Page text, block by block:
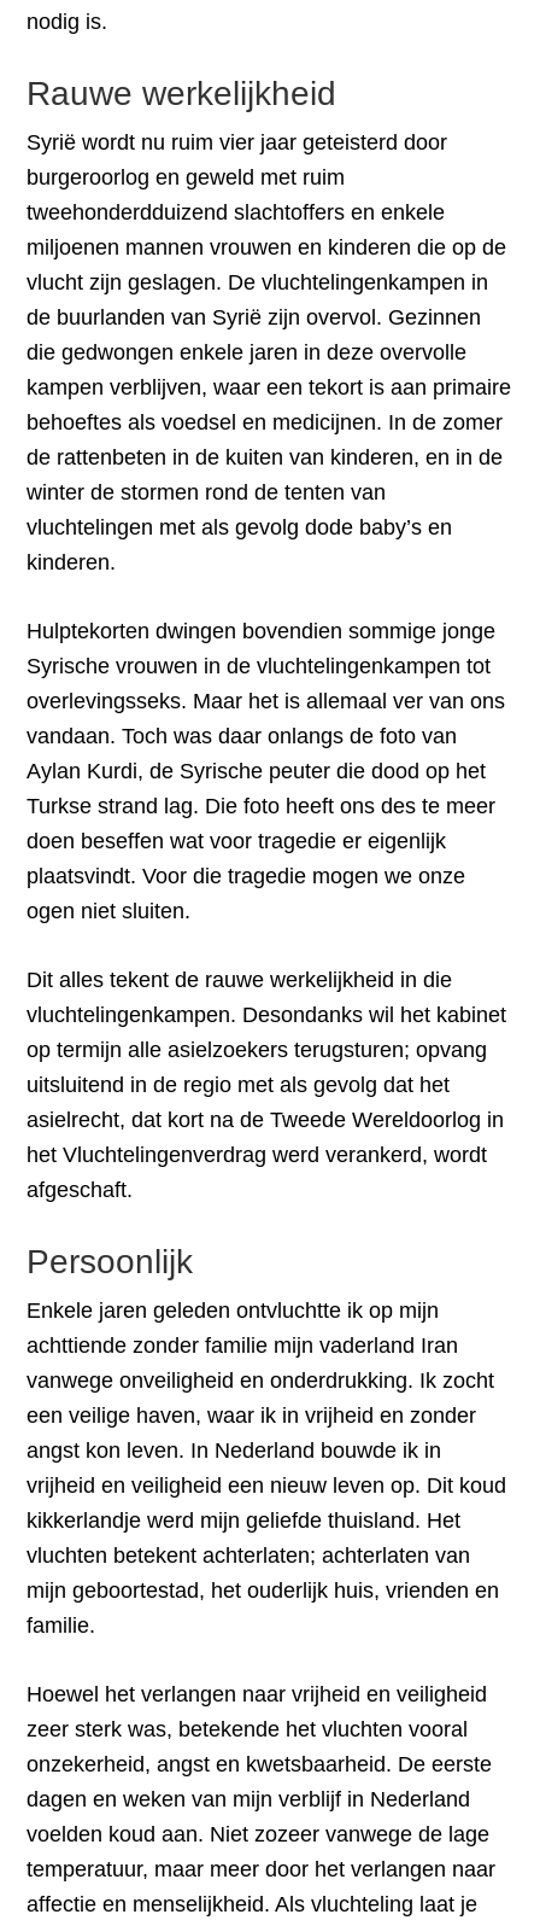
nodig is.
Rauwe werkelijkheid
Syrië wordt nu ruim vier jaar geteisterd door
burgeroorlog en geweld met ruim
tweehonderdduizend slachtoffers en enkele
miljoenen mannen vrouwen en kinderen die op de
vlucht zijn geslagen. De vluchtelingenkampen in
de buurlanden van Syrië zijn overvol. Gezinnen
die gedwongen enkele jaren in deze overvolle
kampen verblijven, waar een tekort is aan primaire
behoeftes als voedsel en medicijnen. In de zomer
de rattenbeten in de kuiten van kinderen, en in de
winter de stormen rond de tenten van
vluchtelingen met als gevolg dode baby’s en
kinderen.
Hulptekorten dwingen bovendien sommige jonge
Syrische vrouwen in de vluchtelingenkampen tot
overlevingsseks. Maar het is allemaal ver van ons
vandaan. Toch was daar onlangs de foto van
Aylan Kurdi, de Syrische peuter die dood op het
Turkse strand lag. Die foto heeft ons des te meer
doen beseffen wat voor tragedie er eigenlijk
plaatsvindt. Voor die tragedie mogen we onze
ogen niet sluiten.
Dit alles tekent de rauwe werkelijkheid in die
vluchtelingenkampen. Desondanks wil het kabinet
op termijn alle asielzoekers terugsturen; opvang
uitsluitend in de regio met als gevolg dat het
asielrecht, dat kort na de Tweede Wereldoorlog in
het Vluchtelingenverdrag werd verankerd, wordt
afgeschaft.
Persoonlijk
Enkele jaren geleden ontvluchtte ik op mijn
achttiende zonder familie mijn vaderland Iran
vanwege onveiligheid en onderdrukking. Ik zocht
een veilige haven, waar ik in vrijheid en zonder
angst kon leven. In Nederland bouwde ik in
vrijheid en veiligheid een nieuw leven op. Dit koud
kikkerlandje werd mijn geliefde thuisland. Het
vluchten betekent achterlaten; achterlaten van
mijn geboortestad, het ouderlijk huis, vrienden en
familie.
Hoewel het verlangen naar vrijheid en veiligheid
zeer sterk was, betekende het vluchten vooral
onzekerheid, angst en kwetsbaarheid. De eerste
dagen en weken van mijn verblijf in Nederland
voelden koud aan. Niet zozeer vanwege de lage
temperatuur, maar meer door het verlangen naar
affectie en menselijkheid. Als vluchteling laat je